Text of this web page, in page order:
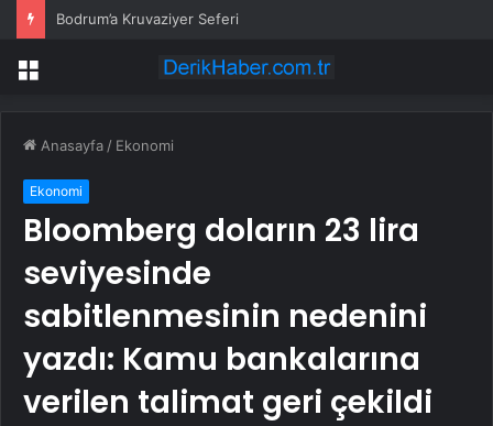
Bodrum’a Kruvaziyer Seferi
Menü
Anasayfa / Ekonomi
Ekonomi
Bloomberg doların 23 lira
seviyesinde
sabitlenmesinin nedenini
yazdı: Kamu bankalarına
verilen talimat geri çekildi